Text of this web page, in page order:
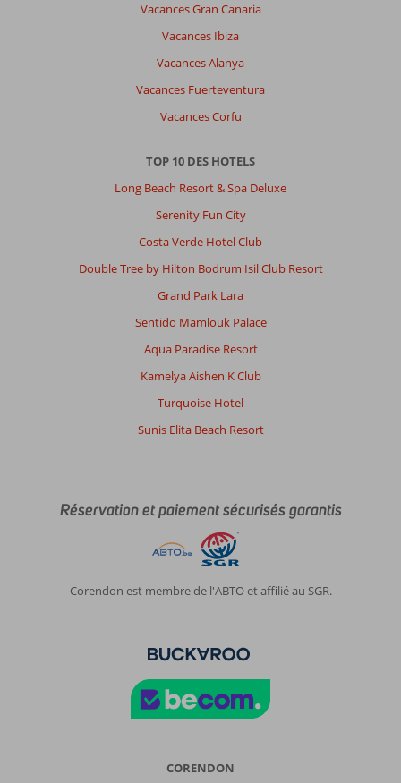
Vacances Gran Canaria
Vacances Ibiza
Vacances Alanya
Vacances Fuerteventura
Vacances Corfu
TOP 10 DES HOTELS
Long Beach Resort & Spa Deluxe
Serenity Fun City
Costa Verde Hotel Club
Double Tree by Hilton Bodrum Isil Club Resort
Grand Park Lara
Sentido Mamlouk Palace
Aqua Paradise Resort
Kamelya Aishen K Club
Turquoise Hotel
Sunis Elita Beach Resort
Réservation et paiement sécurisés garantis
Corendon est membre de l'ABTO et affilié au SGR.
CORENDON